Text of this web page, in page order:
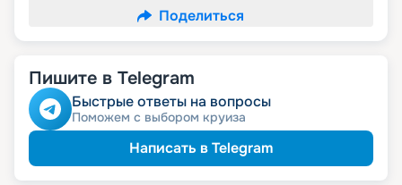
Поделиться
Пишите в Telegram
Быстрые ответы на вопросы
Поможем с выбором круиза
Написать в Telegram